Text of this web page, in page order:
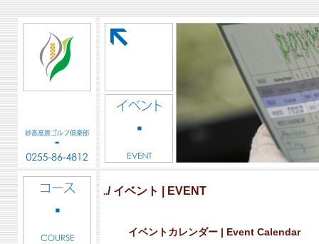
../ イベント | EVENT
イベントカレンダー | Event Calendar